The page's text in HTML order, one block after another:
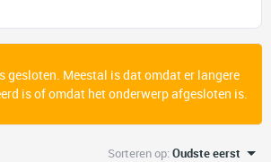
gesloten. Meestal is dat omdat er langere
is of omdat het onderwerp afgesloten is.
Sorteren op:Oudste eerst